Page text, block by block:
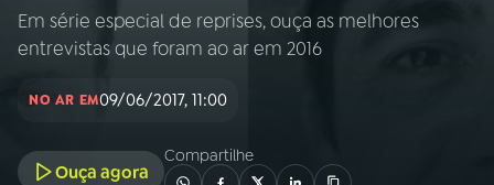
AO VIVO
INÍCIO
A RÁDIO
Em série especial de reprises, ouça as melhores
entrevistas que foram ao ar em 2016
NO AR EM09/06/2017, 11:00
Ouça agora
Compartilhe